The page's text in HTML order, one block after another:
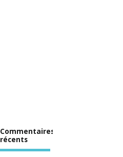
Commentaires
récents